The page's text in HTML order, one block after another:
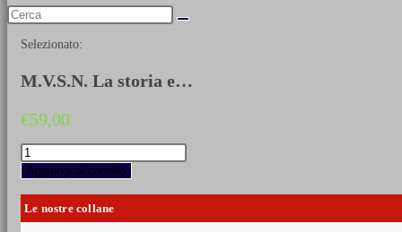
Selezionato:
M.V.S.N. La storia e…
€59,00
M.V.S.N.
La
storia
e
le
Aggiungi al carrello
Le nostre collane